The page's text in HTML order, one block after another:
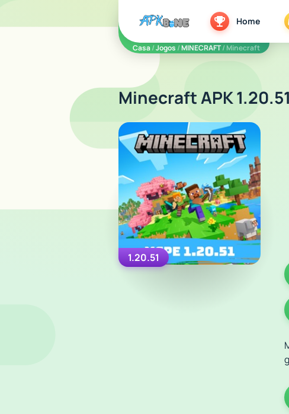
apkbine Home
Casa/Jogos /MINECRAFT/ Minecraft
Minecraft APK 1.20.51
1.20.51